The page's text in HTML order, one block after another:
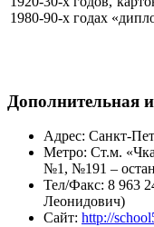
1980-90-х годах
Дополнительная
Адрес: Санкт-
Метро: Ст.м.
№1, №191 –
Тел/Факс: 8 963
Леонидович)
Сайт: http://